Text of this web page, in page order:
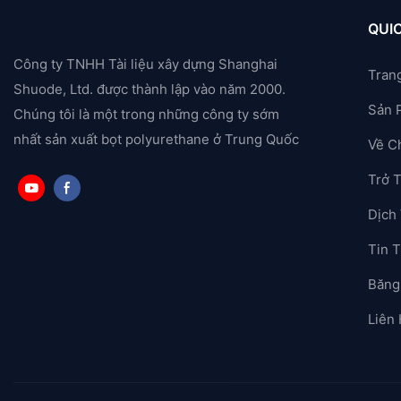
Công ty TNHH Tài liệu xây dựng Shanghai
Shuode, Ltd. được thành lập vào năm 2000.
Chúng tôi là một trong những công ty sớm
nhất sản xuất bọt polyurethane ở Trung Quốc
Sản
Về
Trở
Dịch
Tin
Liên